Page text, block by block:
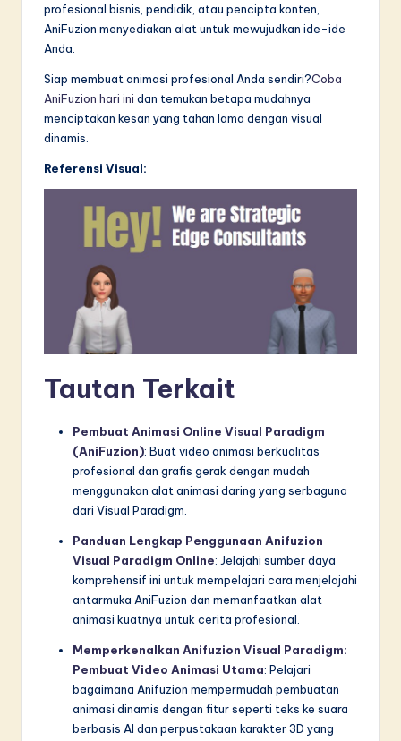
profesional bisnis, pendidik, atau pencipta konten,
AniFuzion menyediakan alat untuk mewujudkan ide-ide
Anda.
Siap membuat animasi profesional Anda sendiri?Coba
AniFuzion hari ini dan temukan betapa mudahnya
menciptakan kesan yang tahan lama dengan visual
dinamis.
Referensi Visual:
Tautan Terkait
Pembuat Animasi Online Visual Paradigm
(AniFuzion): Buat video animasi berkualitas
profesional dan grafis gerak dengan mudah
menggunakan alat animasi daring yang serbaguna
dari Visual Paradigm.
Panduan Lengkap Penggunaan Anifuzion
Visual Paradigm Online: Jelajahi sumber daya
komprehensif ini untuk mempelajari cara menjelajahi
antarmuka AniFuzion dan memanfaatkan alat
animasi kuatnya untuk cerita profesional.
Memperkenalkan Anifuzion Visual Paradigm:
Pembuat Video Animasi Utama: Pelajari
bagaimana Anifuzion mempermudah pembuatan
animasi dinamis dengan fitur seperti teks ke suara
berbasis AI dan perpustakaan karakter 3D yang